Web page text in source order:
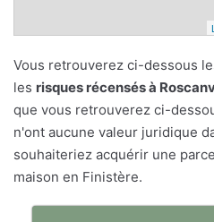
Vous retrouverez ci-dessous
les risques récensés à
que vous retrouverez ci-
n'ont aucune valeur juridique
souhaiteriez acquérir une
maison en Finistère.